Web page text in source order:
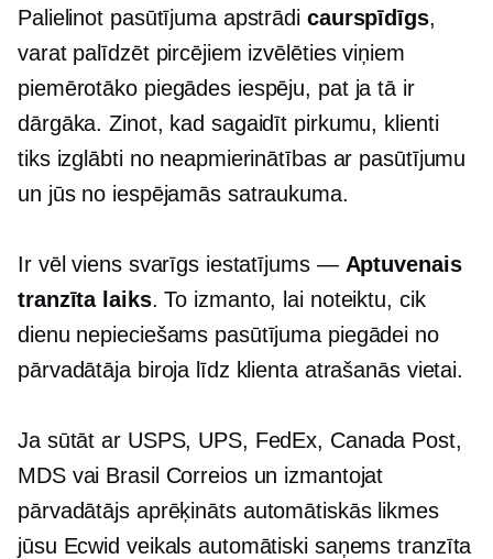
Palielinot pasūtījuma apstrādi caurspīdīgs,
varat palīdzēt pircējiem izvēlēties viņiem
piemērotāko piegādes iespēju, pat ja tā ir
dārgāka. Zinot, kad sagaidīt pirkumu, klienti
tiks izglābti no neapmierinātības ar pasūtījumu
un jūs no iespējamās satraukuma.
Ir vēl viens svarīgs iestatījums — Aptuvenais
tranzīta laiks. To izmanto, lai noteiktu, cik
dienu nepieciešams pasūtījuma piegādei no
pārvadātāja biroja līdz klienta atrašanās vietai.
Ja sūtāt ar USPS, UPS, FedEx, Canada Post,
MDS vai Brasil Correios un izmantojat
pārvadātājs aprēķinātsautomātiskās likmes
jūsu Ecwid veikals automātiski saņems tranzīta